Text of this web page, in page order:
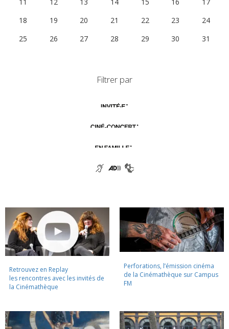
18
19 20 21 22 23
24
25
26 27 28 29 30 31
Filtrer par
Retrouvez en Replay
les rencontres avec les invités de
la Cinémathèque
Perforations, l’émission cinéma
de la Cinémathèque sur Campus
FM